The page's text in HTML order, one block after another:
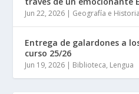
Jun 22, 2026 | Geografía e Historia
Entrega de galardones a
curso 25/26
Jun 19, 2026 | Biblioteca, Lengua